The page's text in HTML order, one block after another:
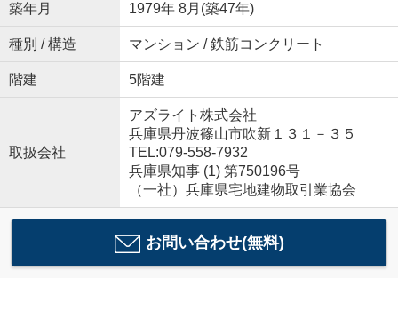
築年月 1979年 8月(築47年)
種別 / 構造 マンション / 鉄筋コンクリート
階建 5階建
取扱会社
アズライト株式会社
兵庫県丹波篠山市吹新１３１－３５
TEL:079-558-7932
兵庫県知事 (1) 第750196号
（一社）兵庫県宅地建物取引業協会
お問い合わせ(無料)